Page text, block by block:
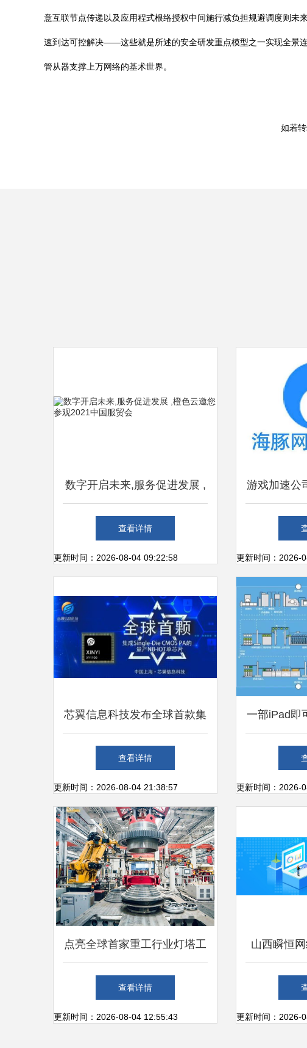
意互联节点传递以及应用程式根络授权中间施行减负担规避调度则
速到达可控解决——这些就是所述的安全研发重点模型之一实现全景
管从器支撑上万网络的基术世界。
如若
数字开启未来,服务促进发展 ,
橙色云邀您参观2021中国服贸
会
查看详情
更新时间：2026-08-04 09:22:58
游戏加速公
国智慧家庭
络科
更新时间：2026-
芯翼信息科技发布全球首款集
成CMOS PA的NB-IoT芯片，
引领物联网芯片创新
查看详情
更新时间：2026-08-04 21:38:57
一部iPad即
经纬E系统
数字化
更新时间：2026-
点亮全球首家重工行业灯塔工
厂，三一这样做 科技赋能引
领行业变革
查看详情
更新时间：2026-08-04 12:55:43
山西瞬恒
技研
更新时间：2026-